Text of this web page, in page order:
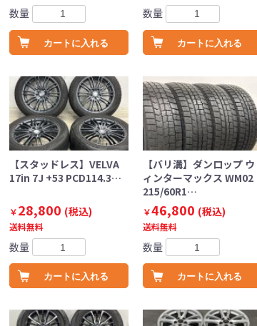
数量
カートに入れる
数量
カートに入れる
【スタッドレス】VELVA
17in 7J +53 PCD114.3…
￥28,800 (税込)
送料無料
数量
カートに入れる
【バリ溝】ダンロップ ウ
ィンターマックス WM02
215/60R1…
￥46,800 (税込)
送料無料
数量
カートに入れる